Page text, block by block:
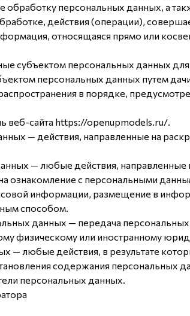
персональных данных, а
действия (операции),
относящаяся прямо или
субъектом персональных данных
персональных данных путем
в порядке,
веб-сайта https://openupmodels.ru/.
— действия, направленные на
— любые действия,
ознакомление с персональными
информации, размещение в
способом.
данных — передача
физическому или иностранному
— любые действия, в результате
содержания персональных
персональных данных.